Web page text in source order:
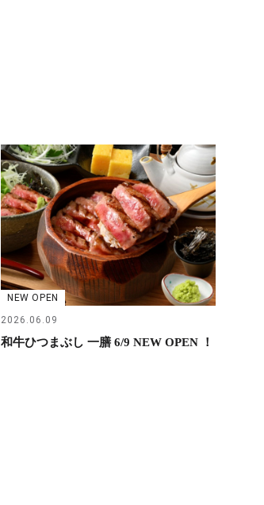
NEW OPEN
2026.06.09
和牛ひつまぶし 一膳 6/9 NEW OPEN ！